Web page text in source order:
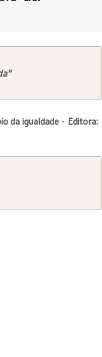
da igualdade - Editora: